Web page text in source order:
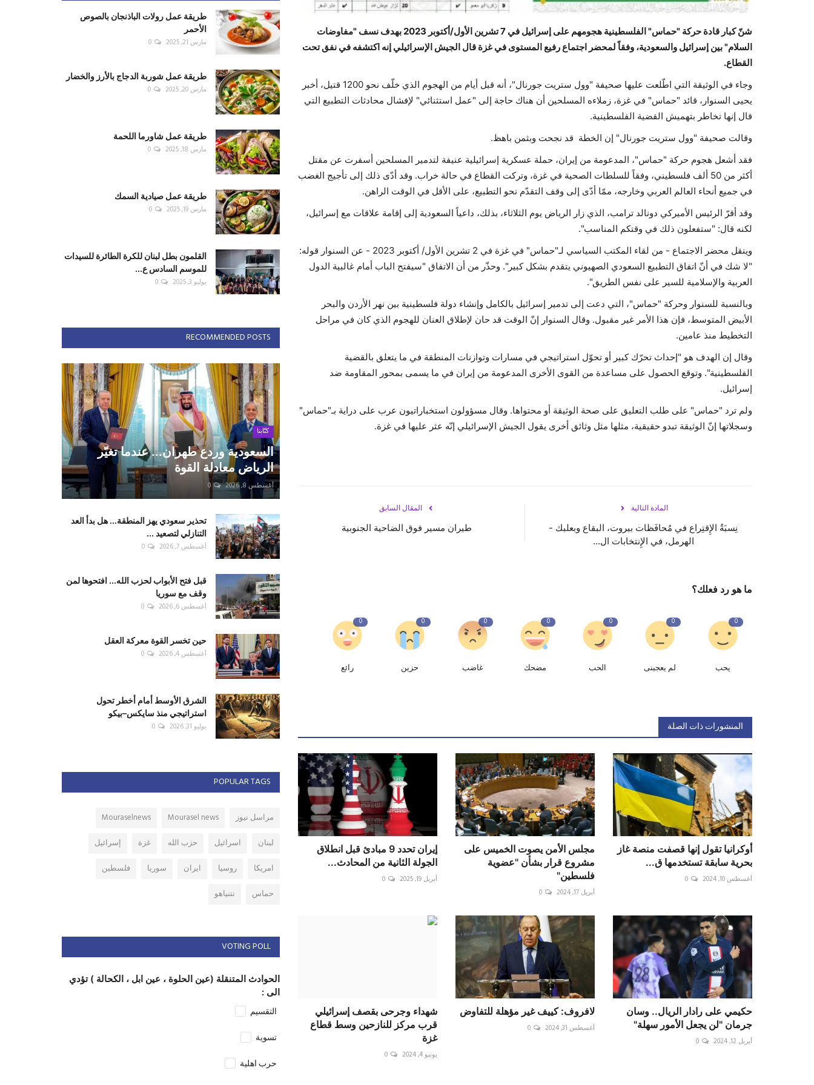
شنّ كبار قادة حركة "حماس" الفلسطينية هجومهم على إسرائيل في 7 تشرين الأول/أكتوبر 2023 بهدف نسف "مفاوضات
السلام" بين إسرائيل والسعودية، وفقاً لمحضر اجتماع رفيع المستوى في غزة قال الجيش الإسرائيلي إنه اكتشفه في نفق تحت
القطاع.
وجاء في الوثيقة التي اطّلعت عليها صحيفة "وول ستريت جورنال"، أنه قبل أيام من الهجوم الذي خلّف نحو 1200 قتيل، أخبر
يحيى السنوار، قائد "حماس" في غزة، زملاءه المسلحين أن هناك حاجة إلى "عمل استثنائي" لإفشال محادثات التطبيع التي
قال إنها تخاطر بتهميش القضية الفلسطينية.
وقالت صحيفة "وول ستريت جورنال" إن الخطة قد نجحت وبثمن باهظ.
فقد أشعل هجوم حركة "حماس"، المدعومة من إيران، حملة عسكرية إسرائيلية عنيفة لتدمير المسلحين أسفرت عن مقتل
أكثر من 50 ألف فلسطيني، وفقاً للسلطات الصحية في غزة، وتركت القطاع في حالة خراب. وقد أدّى ذلك إلى تأجيج الغضب
في جميع أنحاء العالم العربي وخارجه، ممّا أدّى إلى وقف التقدّم نحو التطبيع، على الأقل في الوقت الراهن.
وقد أقرّ الرئيس الأميركي دونالد ترامب، الذي زار الرياض يوم الثلاثاء، بذلك، داعياً السعودية إلى إقامة علاقات مع إسرائيل،
لكنه قال: "ستفعلون ذلك في وقتكم المناسب".
وينقل محضر الاجتماع - من لقاء المكتب السياسي لـ"حماس" في غزة في 2 تشرين الأول/ أكتوبر 2023 - عن السنوار قوله:
"لا شك في أنّ اتفاق التطبيع السعودي الصهيوني يتقدم بشكل كبير". وحذّر من أن الاتفاق "سيفتح الباب أمام غالبية الدول
العربية والإسلامية للسير على نفس الطريق".
وبالنسبة للسنوار وحركة "حماس"، التي دعت إلى تدمير إسرائيل بالكامل وإنشاء دولة فلسطينية بين نهر الأردن والبحر
الأبيض المتوسط، فإن هذا الأمر غير مقبول. وقال السنوار إنّ الوقت قد حان لإطلاق العنان للهجوم الذي كان في مراحل
التخطيط منذ عامين.
وقال إن الهدف هو "إحداث تحرّك كبير أو تحوّل استراتيجي في مسارات وتوازنات المنطقة في ما يتعلق بالقضية
الفلسطينية". وتوقع الحصول على مساعدة من القوى الأخرى المدعومة من إيران في ما يسمى بمحور المقاومة ضد
إسرائيل.
ولم ترد "حماس" على طلب التعليق على صحة الوثيقة أو محتواها. وقال مسؤولون استخباراتيون عرب على دراية بـ"حماس"
وسجلاتها إنّ الوثيقة تبدو حقيقية، مثلها مثل وثائق أخرى يقول الجيش الإسرائيلي إنّه عثر عليها في غزة.
المقال السابق
طيران مسير فوق الضاحية الجنوبية
المادة التالية
نِسبَةُ الإِقتِراع في مُحافَظات بيروت، البقاع وبعلبك -
الهرمل، في الإِنتخابات ال...
ما هو رد فعلك؟
0
يحب
0
لم يعجبنى
0
الحب
0
مضحك
0
غاضب
0
حزين
0
رائع
المنشورات ذات الصلة
أوكرانيا تقول إنها قصفت منصة غاز
بحرية سابقة تستخدمها ق...
أغسطس 10, 2024 0
مجلس الأمن يصوت الخميس على
مشروع قرار بشأن "عضوية
فلسطين"
أبريل 17, 2024 0
إيران تحدد 9 مبادئ قبل انطلاق
الجولة الثانية من المحادث...
أبريل 19, 2025 0
حكيمي على رادار الريال.. وسان
جرمان "لن يجعل الأمور سهلة"
أبريل 12, 2024 0
لافروف: كييف غير مؤهلة للتفاوض
أغسطس 31, 2024 0
شهداء وجرحى بقصف إسرائيلي
قرب مركز للنازحين وسط قطاع
غزة
يونيو 4, 2024 0
طريقة عمل رولات الباذنجان بالصوص
الأحمر
مارس 21, 2025 0
طريقة عمل شوربة الدجاج بالأرز والخضار
مارس 20, 2025 0
طريقة عمل شاورما اللحمة
مارس 18, 2025 0
طريقة عمل صيادية السمك
مارس 19, 2025 0
القلمون بطل لبنان للكرة الطائرة للسيدات
للموسم السادس ع...
يوليو 3, 2025 0
RECOMMENDED POSTS
كتّابنا
السعودية وردع طهران... عندما تغيّر
الرياض معادلة القوة
أغسطس 8, 2026 0
تحذير سعودي يهز المنطقة... هل بدأ العد
التنازلي لتصعيد ...
أغسطس 7, 2026 0
قبل فتح الأبواب لحزب الله... افتحوها لمن
وقف مع سوريا
أغسطس 6, 2026 0
حين تخسر القوة معركة العقل
أغسطس 4, 2026 0
الشرق الأوسط أمام أخطر تحول
استراتيجي منذ سايكس–بيكو
يوليو 31, 2026 0
POPULAR TAGS
مراسل نيوز Mourasel news
Mouraselnews
لبنان
اسرائيل حزب الله غزة
إسرائيل
امريكا
روسيا ايران سوريا
فلسطين
حماس
نتنياهو
VOTING POLL
الحوادث المتنقلة (عين الحلوة ، عين ابل ، الكحالة ) تؤدي
الى :
التقسيم
تسوية
حرب اهلية